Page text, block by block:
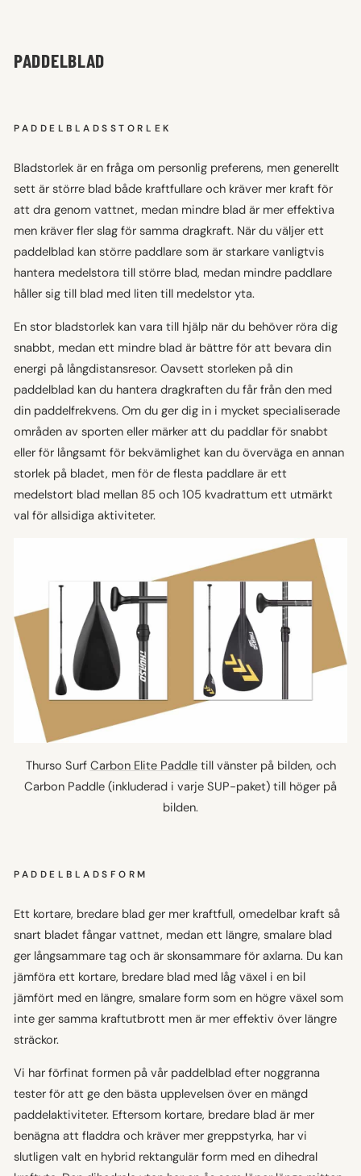
PADDELBLAD
PADDELBLADSSTORLEK
Bladstorlek är en fråga om personlig preferens, men generellt
sett är större blad både kraftfullare och kräver mer kraft för
att dra genom vattnet, medan mindre blad är mer effektiva
men kräver fler slag för samma dragkraft. När du väljer ett
paddelblad kan större paddlare som är starkare vanligtvis
hantera medelstora till större blad, medan mindre paddlare
håller sig till blad med liten till medelstor yta.
En stor bladstorlek kan vara till hjälp när du behöver röra dig
snabbt, medan ett mindre blad är bättre för att bevara din
energi på långdistansresor. Oavsett storleken på din
paddelblad kan du hantera dragkraften du får från den med
din paddelfrekvens. Om du ger dig in i mycket specialiserade
områden av sporten eller märker att du paddlar för snabbt
eller för långsamt för bekvämlighet kan du överväga en annan
storlek på bladet, men för de flesta paddlare är ett
medelstort blad mellan 85 och 105 kvadrattum ett utmärkt
val för allsidiga aktiviteter.
Thurso Surf Carbon Elite Paddletill vänster på bilden, och
Carbon Paddle (inkluderad i varje SUP-paket) till höger på
bilden.
PADDELBLADSFORM
Ett kortare, bredare blad ger mer kraftfull, omedelbar kraft så
snart bladet fångar vattnet, medan ett längre, smalare blad
ger långsammare tag och är skonsammare för axlarna. Du kan
jämföra ett kortare, bredare blad med låg växel i en bil
jämfört med en längre, smalare form som en högre växel som
inte ger samma kraftutbrott men är mer effektiv över längre
sträckor.
Vi har förfinat formen på vår paddelblad efter noggranna
tester för att ge den bästa upplevelsen över en mängd
paddelaktiviteter. Eftersom kortare, bredare blad är mer
benägna att fladdra och kräver mer greppstyrka, har vi
slutligen valt en hybrid rektangulär form med en dihedral